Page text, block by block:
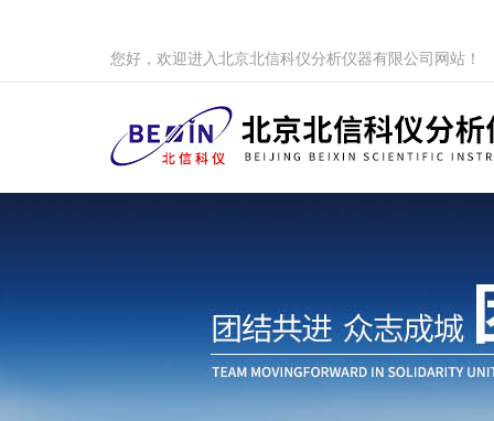
您好，欢迎进入北京北信科仪分析仪器有限公司网站！